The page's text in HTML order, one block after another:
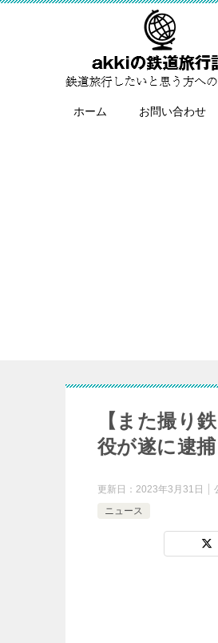
ホーム お問い合わせ
【また撮り
役が遂に逮
更新日： 2023年3月31日
ニュース